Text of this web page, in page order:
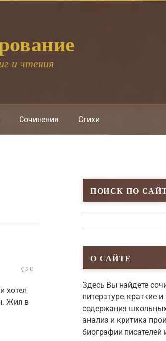
и чтения
Сочинения Стихи
0
хотел
Жил в
ПОИСК ПО
О САЙТЕ
Здесь Вы найдете
литературе, краткие
содержания
анализ и критика
биографии писателей